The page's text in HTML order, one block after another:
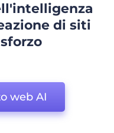
di siti
web AI